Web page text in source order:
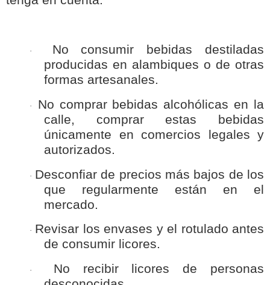
·
No consumir bebidas destiladas
producidas en alambiques o de otras
formas artesanales.
·
No comprar bebidas alcohólicas en la
calle, comprar estas bebidas
únicamente en comercios legales y
autorizados.
· Desconfiar de precios más bajos de los
que regularmente están en el
mercado.
· Revisar los envases y el rotulado antes
de consumir licores.
·
No recibir licores de personas